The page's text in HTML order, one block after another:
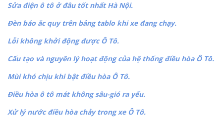
Sửa điện ô tô ở đâu tốt nhất Hà Nội.
Đèn báo ắc quy trên bảng tablo khi xe đang chạy.
Lỗi không khởi động được Ô Tô.
Cấu tạo và nguyên lý hoạt động của hệ thống điều hòa Ô Tô.
Mùi khó chịu khi bật điều hòa Ô Tô.
Điều hòa ô tô mát không sâu-gió ra yếu.
Xử lý nước điều hòa chảy trong xe Ô Tô.